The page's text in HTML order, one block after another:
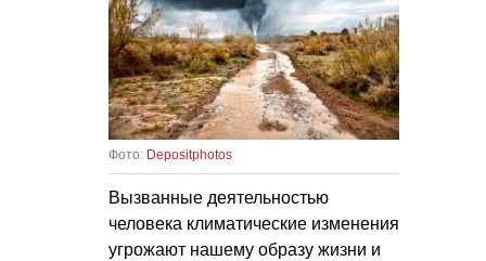
Фото: Depositphotos
Вызванные деятельностью
человека климатические изменения
угрожают нашему образу жизни и